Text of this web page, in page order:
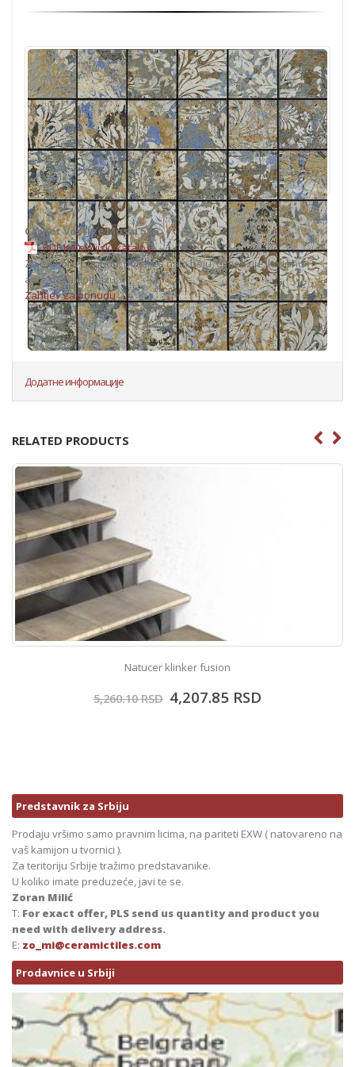
Carpet Vestige Mosai 5X5
PDF Kolekcijski katalog
Za najbolju ponudu, pošaljite nam boju, dimenzije, količinu i
adresu za dostavu.
Zahtjev za ponudu
Додатне информације
RELATED PRODUCTS
Natucer klinker fusion
5,260.10RSD 4,207.85 RSD
Predstavnik za Srbiju
Prodaju vršimo samo pravnim licima, na pariteti EXW ( natovareno na
vaš kamijon u tvornici ).
Za teritoriju Srbije tražimo predstavanike.
U koliko imate preduzeće, javi te se.
Zoran Milić
T: For exact offer, PLS send us quantity and product you
need with delivery address.
E: zo_mi@ceramictiles.com
Prodavnice u Srbiji